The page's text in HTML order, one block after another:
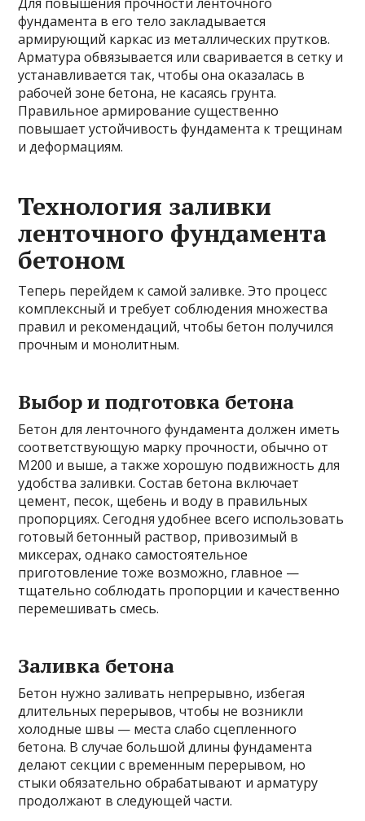
фундамента в его тело закладывается
армирующий каркас из металлических прутков.
Арматура обвязывается или сваривается в сетку и
устанавливается так, чтобы она оказалась в
рабочей зоне бетона, не касаясь грунта.
Правильное армирование существенно
повышает устойчивость фундамента к трещинам
и деформациям.
Технология заливки
ленточного фундамента
бетоном
Теперь перейдем к самой заливке. Это процесс
комплексный и требует соблюдения множества
правил и рекомендаций, чтобы бетон получился
прочным и монолитным.
Выбор и подготовка бетона
Бетон для ленточного фундамента должен иметь
соответствующую марку прочности, обычно от
М200 и выше, а также хорошую подвижность для
удобства заливки. Состав бетона включает
цемент, песок, щебень и воду в правильных
пропорциях. Сегодня удобнее всего использовать
готовый бетонный раствор, привозимый в
миксерах, однако самостоятельное
приготовление тоже возможно, главное —
тщательно соблюдать пропорции и качественно
перемешивать смесь.
Заливка бетона
Бетон нужно заливать непрерывно, избегая
длительных перерывов, чтобы не возникли
холодные швы — места слабо сцепленного
бетона. В случае большой длины фундамента
делают секции с временным перерывом, но
стыки обязательно обрабатывают и арматуру
продолжают в следующей части.